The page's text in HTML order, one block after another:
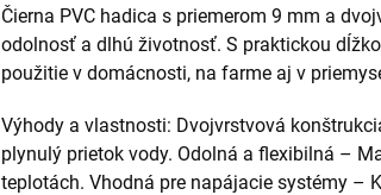
Čierna PVC hadica s priemerom 9 mm a
odolnosť a dlhú životnosť. S praktickou
použitie v domácnosti, na farme aj v
Výhody a vlastnosti: Dvojvrstvová
plynulý prietok vody. Odolná a flexibilná –
teplotách. Vhodná pre napájacie systémy –